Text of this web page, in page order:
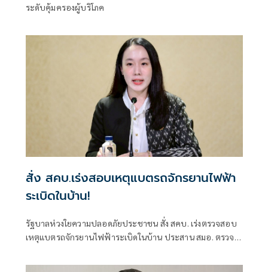
ระดับคุ้มครองผู้บริโภค
สั่ง สคบ.เร่งสอบเหตุแบตรถจักรยานไฟฟ้า
ระเบิดในบ้าน!
รัฐบาลห่วงใยความปลอดภัยประชาชน สั่ง สคบ. เร่งตรวจสอบ
เหตุแบตรถจักรยานไฟฟ้าระเบิดในบ้าน ประสาน สมอ. ตรวจ
ประเทศ